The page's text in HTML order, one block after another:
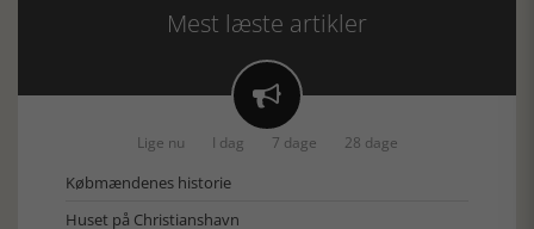
Mest læste artikler

Lige nu I dag 7 dage 28 dage
Købmændenes historie
Huset på Christianshavn